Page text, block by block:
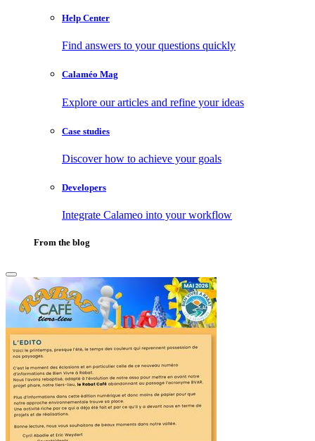
Help Center
Find answers to your questions quickly
Calaméo Mag
Explore our articles and refine your ideas
Case studies
Discover how to achieve your goals
Developers
Integrate Calameo into your workflow
From the blog